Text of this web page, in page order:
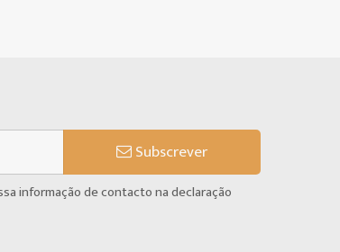
Subscrever
informação de contacto na declaração